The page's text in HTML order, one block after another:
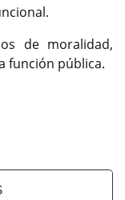
de moralidad,
función pública.